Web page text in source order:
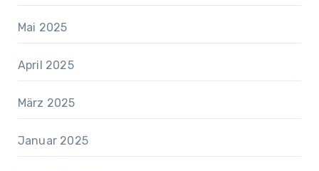
Mai 2025
April 2025
März 2025
Januar 2025